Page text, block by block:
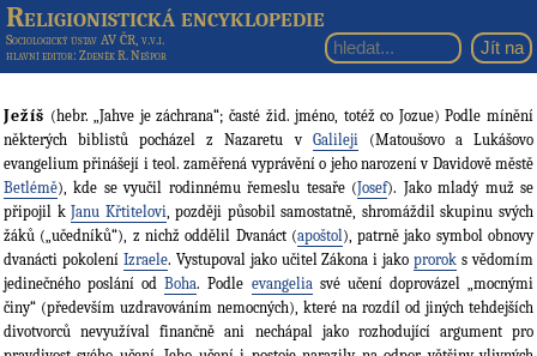
Religionistická encyklopedie
Sociologický ústav AV ČR, v.v.i.
hlavní editor: Zdeněk R. Nešpor
Ježíš (hebr. „Jahve je záchrana“; časté žid. jméno, totéž co Jozue) Podle mínění
některých biblistů pocházel z Nazaretu v Galileji(Matoušovo a Lukášovo
evangelium přinášejí i teol. zaměřená vyprávění o jeho narození v Davidově městě
Betlémě), kde se vyučil rodinnému řemeslu tesaře (Josef). Jako mladý muž se
připojil kJanu Křtitelovi, později působil samostatně, shromáždil skupinu svých
žáků („učedníků“), z nichž oddělil Dvanáct (apoštol), patrně jako symbol obnovy
dvanácti pokolení Izraele. Vystupoval jako učitel Zákona i jakoprorok s vědomím
jedinečného poslání odBoha. Podle evangeliasvé učení doprovázel „mocnými
činy“ (především uzdravováním nemocných), které na rozdíl od jiných tehdejších
divotvorců nevyužíval finančně ani nechápal jako rozhodující argument pro